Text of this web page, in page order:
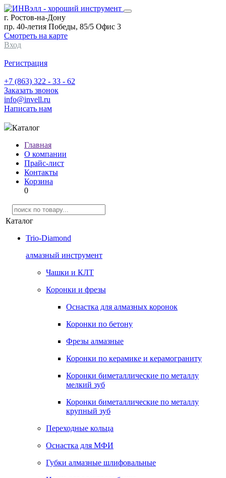
г. Ростов-на-Дону
пр. 40-летия Победы, 85/5 Офис 3
Смотреть на карте
Вход
Регистрация
+7 (863) 322 - 33 - 62
Заказать звонок
info@invell.ru
Написать нам
Каталог
Главная
О компании
Прайс-лист
Контакты
Корзина
0
Каталог
Trio-Diamond
алмазный инструмент
Чашки и КЛТ
Коронки и фрезы
Оснастка для алмазных коронок
Коронки по бетону
Фрезы алмазные
Коронки по керамике и керамограниту
Коронки биметаллические по металлу
мелкий зуб
Коронки биметаллические по металлу
крупный зуб
Переходные кольца
Оснастка для МФИ
Губки алмазные шлифовальные